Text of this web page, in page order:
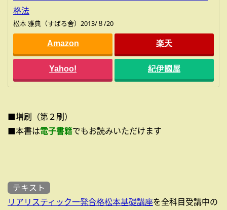
格法
松本 雅典（すばる舎）2013/８/20
Amazon 楽天
Yahoo! 紀伊國屋
■増刷（第２刷）
■本書は電子書籍でもお読みいただけます
テキスト
リアリスティック一発合格松本基礎講座を全科目受講中の